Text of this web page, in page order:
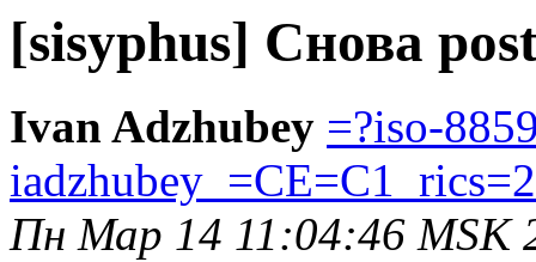
[sisyphus] Снова
Ivan Adzhubey =?iso-
Пн Мар 14 11:04:46 MSK